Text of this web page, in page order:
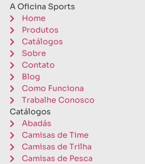
A Oficina Sports
Home
Produtos
Catálogos
Sobre
Contato
Blog
Como Funciona
Trabalhe Conosco
Catálogos
Abadás
Camisas de Time
Camisas de Trilha
Camisas de Pesca